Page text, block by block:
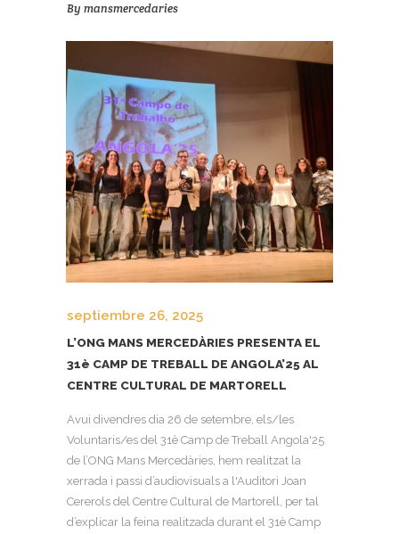
By mansmercedaries
septiembre 26, 2025
L’ONG MANS MERCEDÀRIES PRESENTA EL
31è CAMP DE TREBALL DE ANGOLA’25 AL
CENTRE CULTURAL DE MARTORELL
Avui divendres dia 26 de setembre, els/les
Voluntaris/es del 31è Camp de Treball Angola'25
de l’ONG Mans Mercedàries, hem realitzat la
xerrada i passi d’audiovisuals a l'Auditori Joan
Cererols del Centre Cultural de Martorell, per tal
d’explicar la feina realitzada durant el 31è Camp